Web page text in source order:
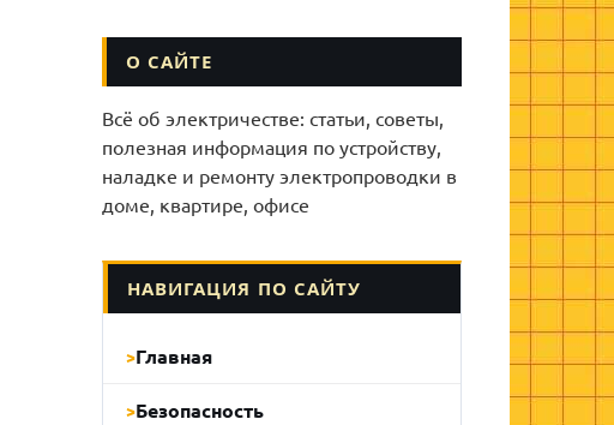
О САЙТЕ
Всё об электричестве: статьи, советы,
полезная информация по устройству,
наладке и ремонту электропроводки в
доме, квартире, офисе
НАВИГАЦИЯ ПО САЙТУ
Главная
Безопасность